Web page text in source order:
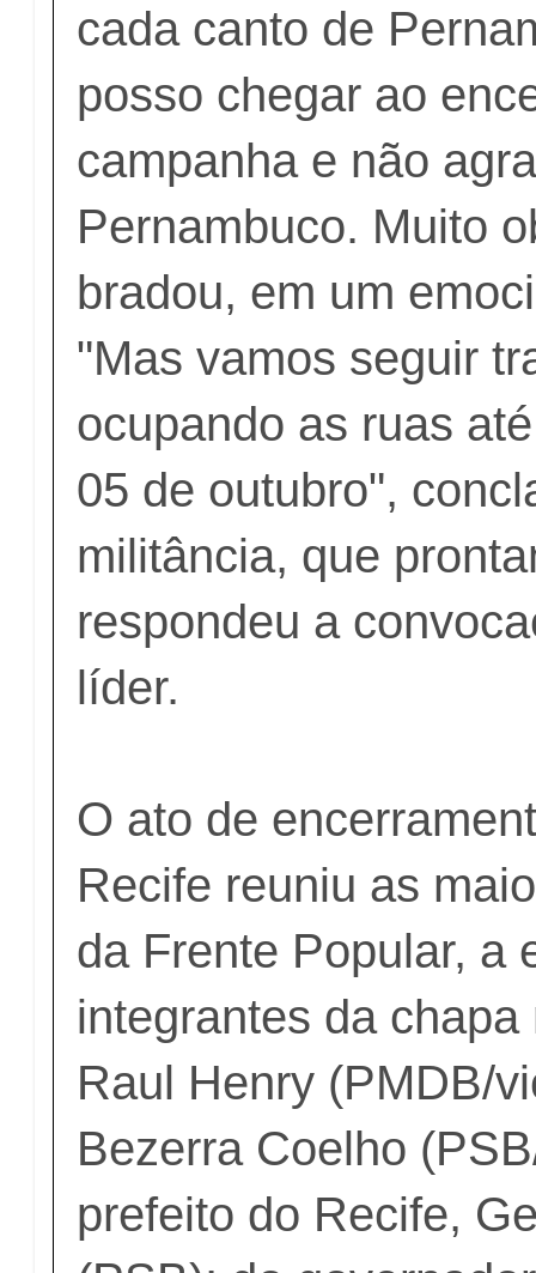
cada canto de
posso chegar ao
campanha e não
Pernambuco. Muito
bradou, em um
"Mas vamos seguir
ocupando as ruas
05 de outubro",
militância, que
respondeu a
líder.
O ato de
Recife reuniu as
da Frente Popular, a
integrantes da
Raul Henry (PMDB/
Bezerra Coelho
prefeito do Recife,